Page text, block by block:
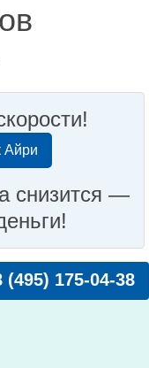
Айри
снизится —
(495) 175-04-38